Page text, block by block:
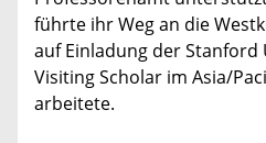
führte ihr Weg an die
auf Einladung der Stanford
Visiting Scholar im Asia/
arbeitete.